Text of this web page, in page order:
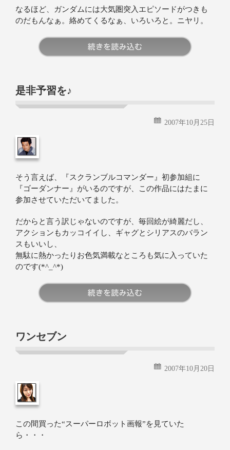
なるほど、ガンダムには大気圏突入エピソードがつきも
のだもんなぁ。絡めてくるなぁ、いろいろと。ニヤリ。
是非予習を♪
2007年10月25日
そう言えば、『スクランブルコマンダー』初参加組に
『ゴーダンナー』がいるのですが、この作品にはたまに
参加させていただいてました。
だからと言う訳じゃないのですが、毎回絵が綺麗だし、
アクションもカッコイイし、ギャグとシリアスのバラン
スもいいし、
無駄に熱かったりお色気満載なところも気に入っていた
のです(*^_^*)
ワンセブン
2007年10月20日
この間買った“スーパーロボット画報”を見ていた
ら・・・